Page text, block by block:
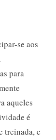
se aos
para
aqueles
é
treinada, e